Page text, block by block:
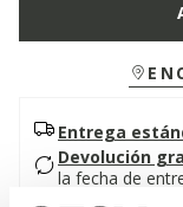
Entrega
Devolución
la fecha de